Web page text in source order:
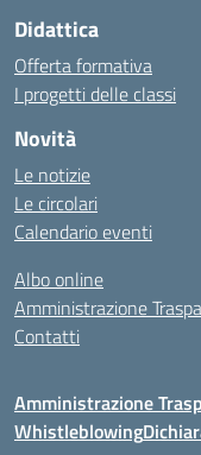
Didattica
Offerta formativa
I progetti delle classi
Novità
Le notizie
Le circolari
Calendario eventi
Albo online
Amministrazione
Contatti
Amministrazione
Whistleblowing